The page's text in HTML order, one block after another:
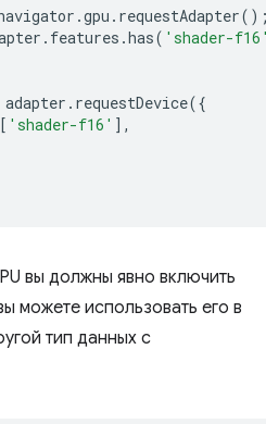
.gpu . requestAdapter
. features .has( 'shader-
adapter . requestDevice({
[ 'shader-f16' ],
вы должны явно включить
можете использовать его в
тип данных с